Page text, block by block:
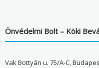
Önvédelmi Bolt – Köki
Vak Bottyán u. 75/A-C,